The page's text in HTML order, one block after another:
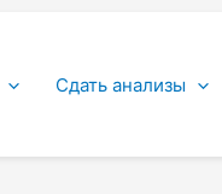
Сдать анализы